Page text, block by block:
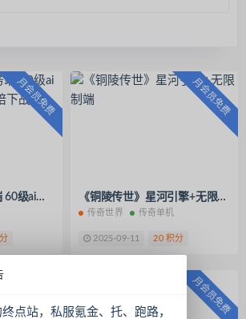
月会员免费
魔兽世界单机服务端 60级ai战场端 假人ai陪玩 陪下战场
月会员免费
《铜陵传世》星河引擎+无限制端
传奇世界 传奇单机
2025-09-11 20 积分
月会员免费 月会员免费
点站，私服氪金、托、跑路，